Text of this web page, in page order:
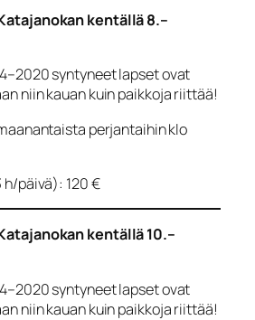
kentällä 8.–
syntyneet lapset ovat
niin kauan kuin paikkoja riittää!
perjantaihin klo
h/päivä): 120 €
kentällä 10.–
syntyneet lapset ovat
niin kauan kuin paikkoja riittää!